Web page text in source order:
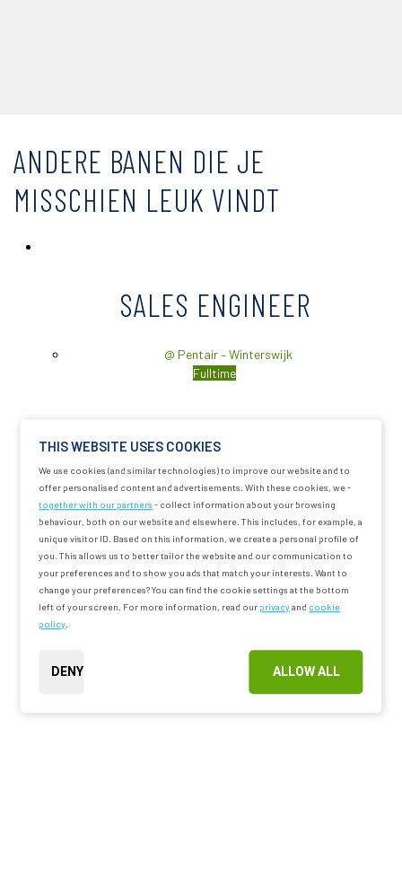
THIS WEBSITE USES COOKIES
We use cookies (and similar technologies) to improve our website and to
offer personalised content and advertisements. With these cookies, we -
together with our partners - collect information about your browsing
behaviour, both on our website and elsewhere. This includes, for example, a
unique visitor ID. Based on this information, we create a personal profile of
you. This allows us to better tailor the website and our communication to
your preferences and to show you ads that match your interests. Want to
change your preferences? You can find the cookie settings at the bottom
left of your screen. For more information, read our privacyand cookie
policy
DENY ALLOW ALL
ANDERE BANEN DIE JE
MISSCHIEN LEUK VINDT
SALES ENGINEER
@ Pentair – Winterswijk
Fulltime